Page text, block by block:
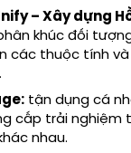
– Xây dựng
khúc đối
các thuộc tính và
tận dụng cá
cấp trải nghiệm
nhau.